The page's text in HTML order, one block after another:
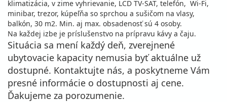
klimatizácia, v zime vyhrievanie, LCD TV-SAT, telefón, Wi-Fi,
minibar, trezor, kúpeľňa so sprchou a sušičom na vlasy,
balkón, 30 m2. Min. aj max. obsadenosť sú 4 osoby.
Na každej izbe je príslušenstvo na prípravu kávy a čaju.
Situácia sa mení každý deň, zverejnené
ubytovacie kapacity nemusia byť aktuálne už
dostupné. Kontaktujte nás, a poskytneme Vám
presné informácie o dostupnosti aj cene.
Ďakujeme za porozumenie.